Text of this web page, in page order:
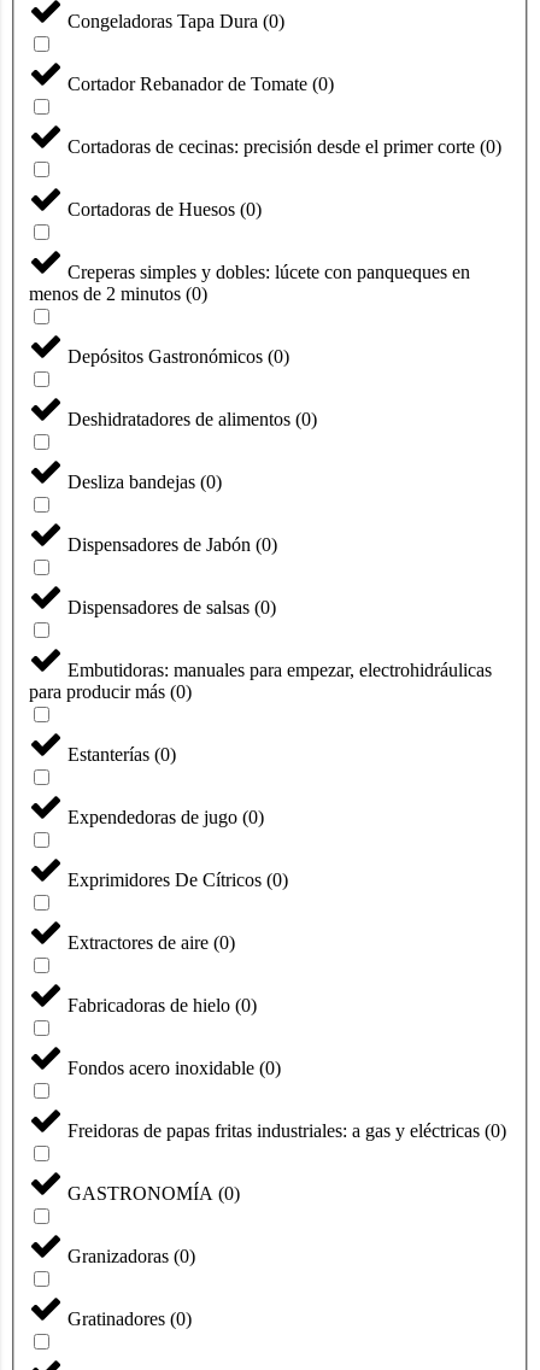
Congeladoras Tapa Dura (0)
Cortador Rebanador de Tomate (0)
Cortadoras de cecinas: precisión desde el primer corte (0)
Cortadoras de Huesos (0)
Creperas simples y dobles: lúcete con panqueques en
menos de 2 minutos (0)
Depósitos Gastronómicos (0)
Deshidratadores de alimentos (0)
Desliza bandejas (0)
Dispensadores de Jabón (0)
Dispensadores de salsas (0)
Embutidoras: manuales para empezar, electrohidráulicas
para producir más (0)
Estanterías (0)
Expendedoras de jugo (0)
Exprimidores De Cítricos (0)
Extractores de aire (0)
Fabricadoras de hielo (0)
Fondos acero inoxidable (0)
Freidoras de papas fritas industriales: a gas y eléctricas (0)
GASTRONOMÍA (0)
Granizadoras (0)
Gratinadores (0)